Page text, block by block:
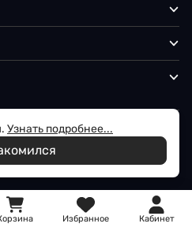
Избранное Кабинет
стиля
данных
Узнать подробнее...